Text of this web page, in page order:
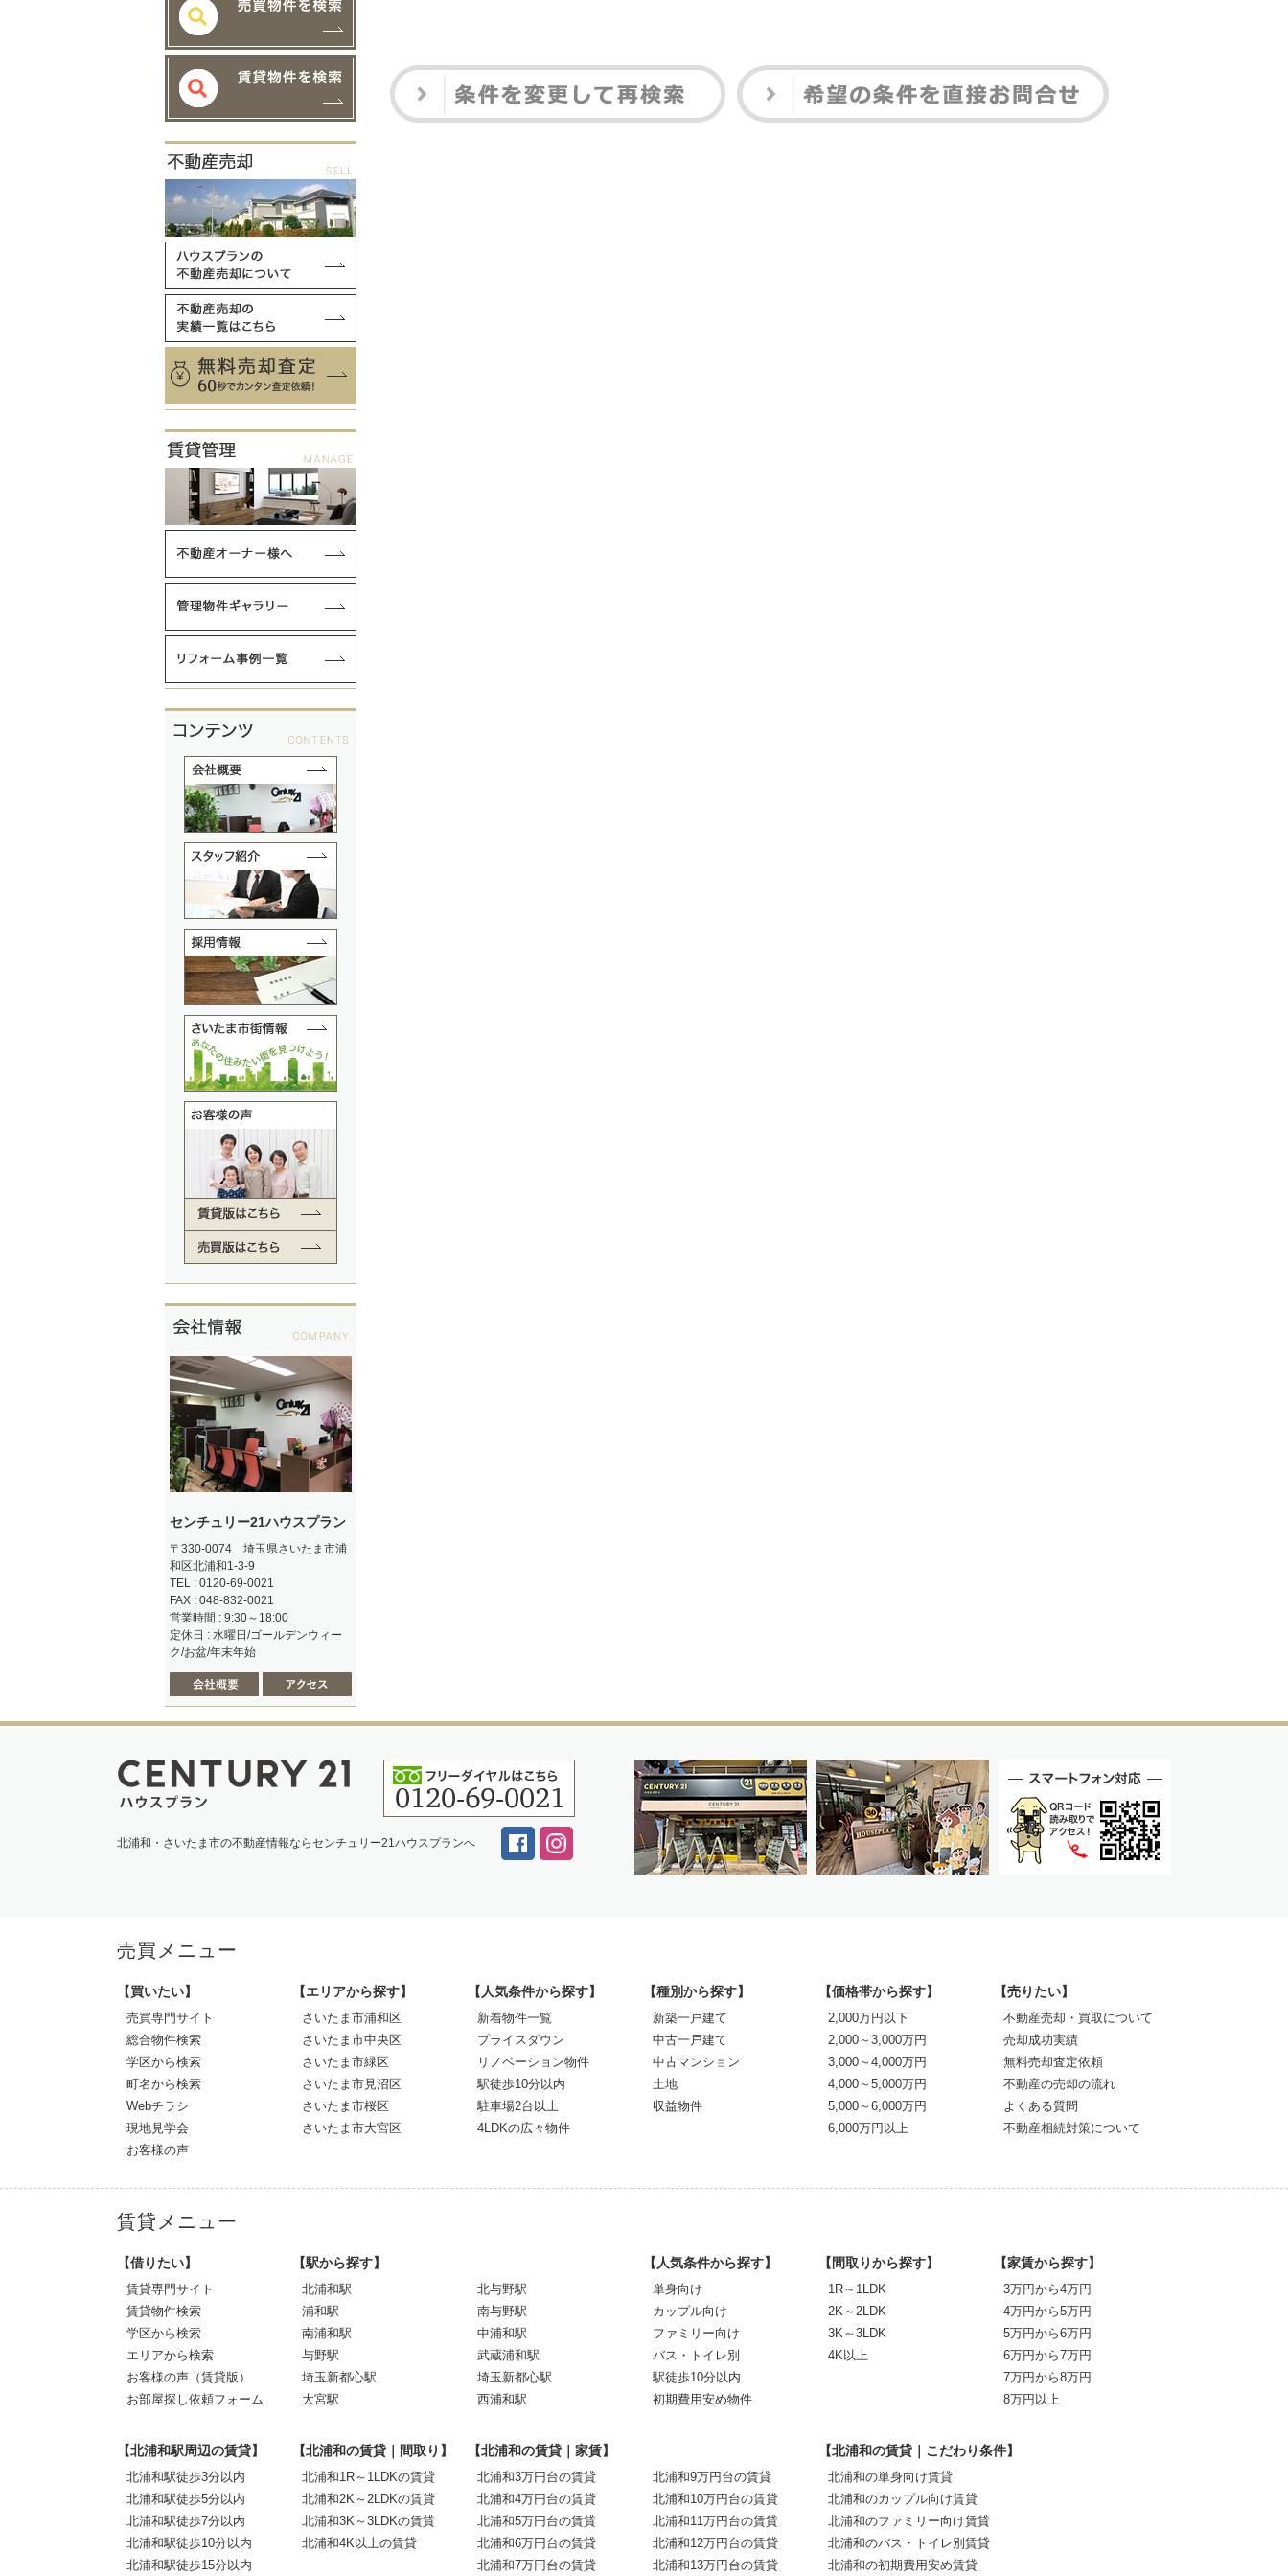
センチュリー21ハウスプラン
〒330-0074 埼玉県さいたま市浦
和区北浦和1-3-9
TEL : 0120-69-0021
FAX : 048-832-0021
営業時間 : 9:30～18:00
定休日 : 水曜日/ゴールデンウィー
ク/お盆/年末年始
北浦和・さいたま市の不動産情報ならセンチュリー21ハウスプランへ
売買メニュー
【買いたい】
売買専門サイト
総合物件検索
学区から検索
町名から検索
Webチラシ
現地見学会
お客様の声
【エリアから探す】
さいたま市浦和区
さいたま市中央区
さいたま市緑区
さいたま市見沼区
さいたま市桜区
さいたま市大宮区
【人気条件から探す】
新着物件一覧
プライスダウン
リノベーション物件
駅徒歩10分以内
駐車場2台以上
4LDKの広々物件
【種別から探す】
新築一戸建て
中古一戸建て
中古マンション
土地
収益物件
【価格帯から探す】
2,000万円以下
2,000～3,000万円
3,000～4,000万円
4,000～5,000万円
5,000～6,000万円
6,000万円以上
【売りたい】
不動産売却・買取について
売却成功実績
無料売却査定依頼
不動産の売却の流れ
よくある質問
不動産相続対策について
賃貸メニュー
【借りたい】
賃貸専門サイト
賃貸物件検索
学区から検索
エリアから検索
お客様の声（賃貸版）
お部屋探し依頼フォーム
【駅から探す】
北浦和駅
浦和駅
南浦和駅
与野駅
埼玉新都心駅
大宮駅
北与野駅
南与野駅
中浦和駅
武蔵浦和駅
埼玉新都心駅
西浦和駅
【人気条件から探す】
単身向け
カップル向け
ファミリー向け
バス・トイレ別
駅徒歩10分以内
初期費用安め物件
【間取りから探す】
1R～1LDK
2K～2LDK
3K～3LDK
4K以上
【家賃から探す】
3万円から4万円
4万円から5万円
5万円から6万円
6万円から7万円
7万円から8万円
8万円以上
【北浦和駅周辺の賃貸】
北浦和駅徒歩3分以内
北浦和駅徒歩5分以内
北浦和駅徒歩7分以内
北浦和駅徒歩10分以内
北浦和駅徒歩15分以内
【北浦和の賃貸｜間取り】
北浦和1R～1LDKの賃貸
北浦和2K～2LDKの賃貸
北浦和3K～3LDKの賃貸
北浦和4K以上の賃貸
【北浦和の賃貸｜家賃】
北浦和3万円台の賃貸
北浦和4万円台の賃貸
北浦和5万円台の賃貸
北浦和6万円台の賃貸
北浦和7万円台の賃貸
北浦和9万円台の賃貸
北浦和10万円台の賃貸
北浦和11万円台の賃貸
北浦和12万円台の賃貸
北浦和13万円台の賃貸
【北浦和の賃貸｜こだわり条件】
北浦和の単身向け賃貸
北浦和のカップル向け賃貸
北浦和のファミリー向け賃貸
北浦和のバス・トイレ別賃貸
北浦和の初期費用安め賃貸